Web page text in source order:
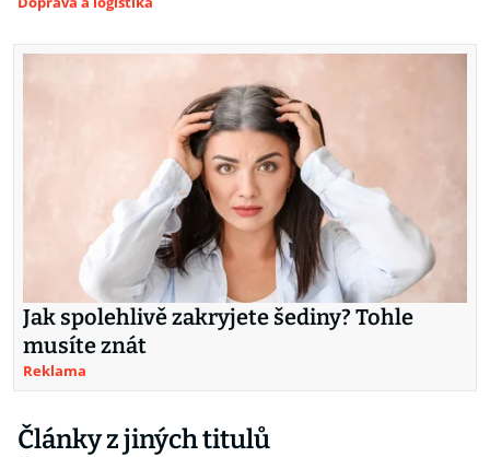
Jak spolehlivě zakryjete šediny? Tohle
musíte znát
Reklama
Články z jiných titulů